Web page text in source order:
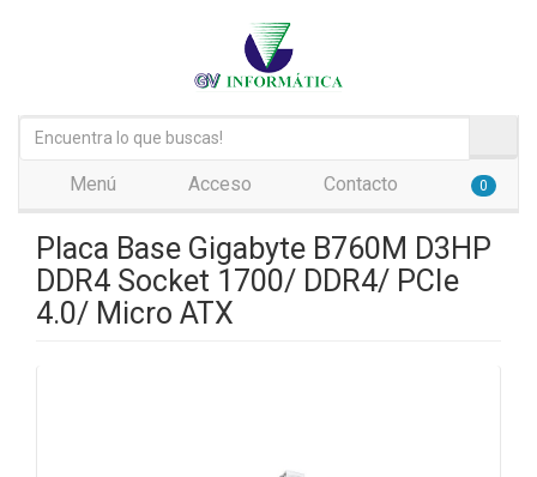
Menú Acceso Contacto 0
Placa Base Gigabyte B760M D3HP
DDR4 Socket 1700/ DDR4/ PCIe
4.0/ Micro ATX